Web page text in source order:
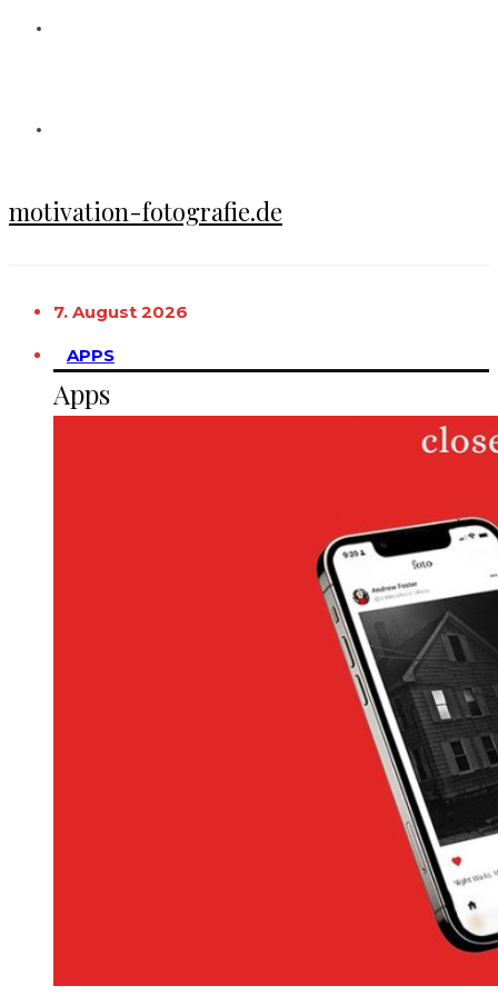
motivation-fotografie.de
7. August 2026
APPS
Apps